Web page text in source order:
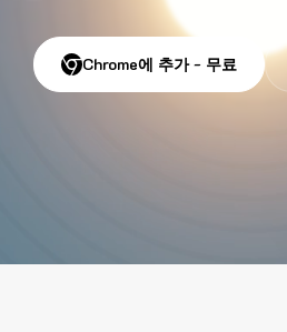
Chrome에 추가 - 무료